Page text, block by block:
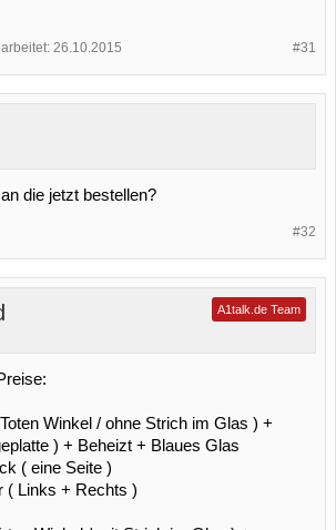
#31
26.10.2015
die jetzt bestellen?
#32
A1talk.de Team
Winkel / ohne Strich im Glas ) +
) + Beheizt + Blaues Glas
( eine Seite )
( Links + Rechts )